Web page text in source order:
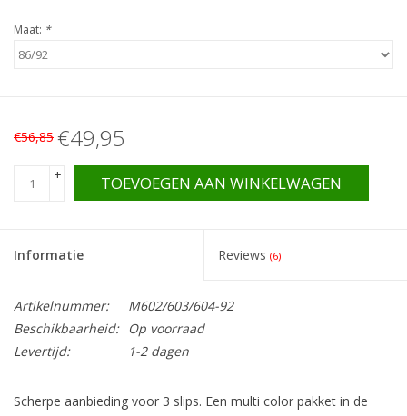
Maat: *
€56,85 €49,95
+
-
TOEVOEGEN AAN WINKELWAGEN
Informatie Reviews (6)
Artikelnummer:
M602/603/604-92
Beschikbaarheid:
Op voorraad
Levertijd:
1-2 dagen
Scherpe aanbieding voor 3 slips. Een multi color pakket in de